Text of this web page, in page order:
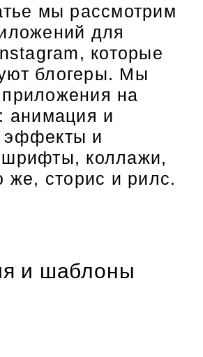
мы рассмотрим
для
которые
блогеры. Мы
на
анимация и
и
коллажи,
же, сторис и рилс.
и шаблоны